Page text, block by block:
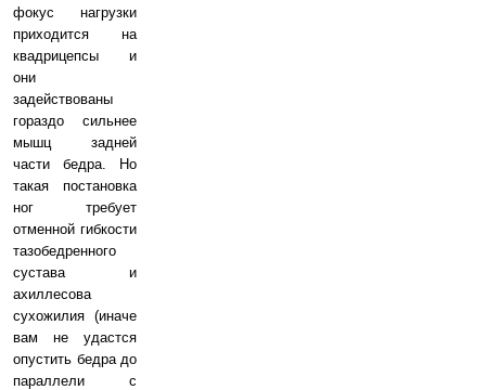
фокус нагрузки
приходится на
квадрицепсы и
они
задействованы
гораздо сильнее
мышц задней
части бедра. Но
такая постановка
ног требует
отменной гибкости
тазобедренного
сустава и
ахиллесова
сухожилия (иначе
вам не удастся
опустить бедра до
параллели с